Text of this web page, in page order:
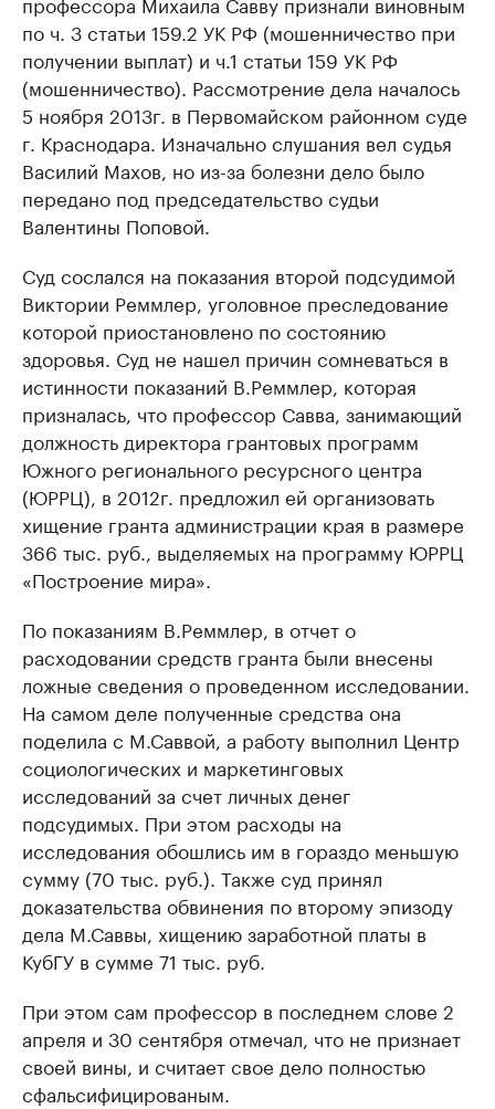
по ч. 3 статьи 159.2 УК РФ (мошенничество при
получении выплат) и ч.1 статьи 159 УК РФ
(мошенничество). Рассмотрение дела началось
5 ноября 2013г. в Первомайском районном суде
г. Краснодара. Изначально слушания вел судья
Василий Махов, но из-за болезни дело было
передано под председательство судьи
Валентины Поповой.
Суд сослался на показания второй подсудимой
Виктории Реммлер, уголовное преследование
которой приостановлено по состоянию
здоровья. Суд не нашел причин сомневаться в
истинности показаний В.Реммлер, которая
призналась, что профессор Савва, занимающий
должность директора грантовых программ
Южного регионального ресурсного центра
(ЮРРЦ), в 2012г. предложил ей организовать
хищение гранта администрации края в размере
366 тыс. руб., выделяемых на программу ЮРРЦ
«Построение мира».
По показаниям В.Реммлер, в отчет о
расходовании средств гранта были внесены
ложные сведения о проведенном исследовании.
На самом деле полученные средства она
поделила с М.Саввой, а работу выполнил Центр
социологических и маркетинговых
исследований за счет личных денег
подсудимых. При этом расходы на
исследования обошлись им в гораздо меньшую
сумму (70 тыс. руб.). Также суд принял
доказательства обвинения по второму эпизоду
дела М.Саввы, хищению заработной платы в
КубГУ в сумме 71 тыс. руб.
При этом сам профессор в последнем слове 2
апреля и 30 сентября отмечал, что не признает
своей вины, и считает свое дело полностью
сфальсифицированым.